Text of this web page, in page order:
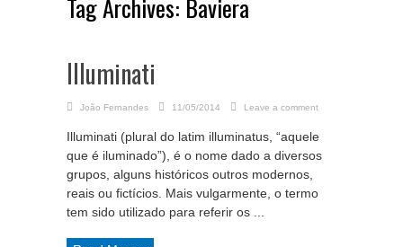
Tag Archives: Baviera
Illuminati
João Fernandes 11/05/2014 Leave a comment
Illuminati (plural do latim illuminatus, “aquele
que é iluminado”), é o nome dado a diversos
grupos, alguns históricos outros modernos,
reais ou fictícios. Mais vulgarmente, o termo
tem sido utilizado para referir os ...